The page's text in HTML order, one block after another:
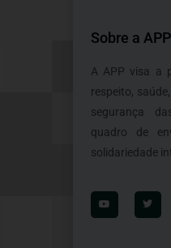
Sobre a APP
A APP visa a
respeito,
segurança
quadro de
solidariedade